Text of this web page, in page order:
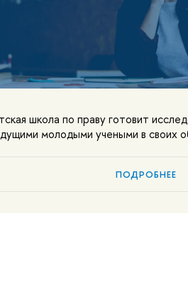
школа по праву готовит
молодыми учеными в своих
ПОДРОБНЕЕ